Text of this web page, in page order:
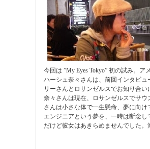
今回は ”My Eyes Tokyo” 初の試み。
ハーシュ奈々さんは、前回インタビ
リーさんとロサンゼルスでお知り合
奈々さんは現在、ロサンゼルスでサ
さんは小さな体で一生懸命、夢に向
エンジニアという夢を、一時は断念
だけど彼女はあきらめませんでした